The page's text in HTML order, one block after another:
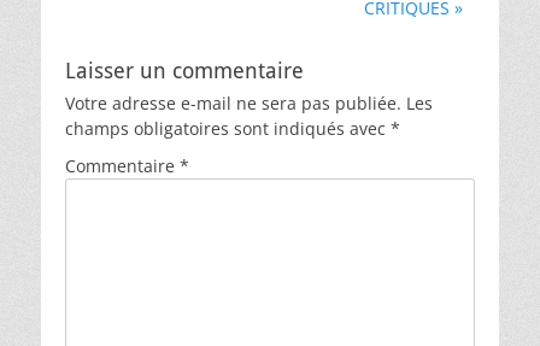
CRITIQUES »
Laisser un commentaire
Votre adresse e-mail ne sera pas publiée. Les
champs obligatoires sont indiqués avec *
Commentaire *